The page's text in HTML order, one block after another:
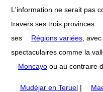
L'information ne serait pas
travers ses trois provinces :
ses
Régions variées ,
spectaculaires comme la
Moncayo ou au contraire
Mudéjar en Teruel |